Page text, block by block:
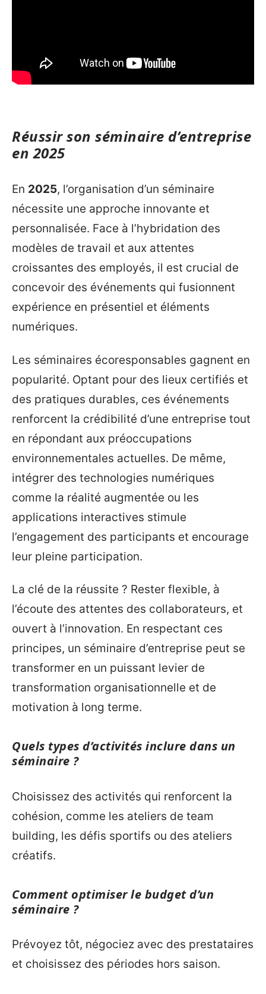
Réussir son séminaire d’entreprise
en 2025
En 2025, l’organisation d’un séminaire
nécessite une approche innovante et
personnalisée. Face à l’hybridation des
modèles de travail et aux attentes
croissantes des employés, il est crucial de
concevoir des événements qui fusionnent
expérience en présentiel et éléments
numériques.
Les séminaires écoresponsables gagnent en
popularité. Optant pour des lieux certifiés et
des pratiques durables, ces événements
renforcent la crédibilité d’une entreprise tout
en répondant aux préoccupations
environnementales actuelles. De même,
intégrer des technologies numériques
comme la réalité augmentée ou les
applications interactives stimule
l’engagement des participants et encourage
leur pleine participation.
La clé de la réussite ? Rester flexible, à
l’écoute des attentes des collaborateurs, et
ouvert à l’innovation. En respectant ces
principes, un séminaire d’entreprise peut se
transformer en un puissant levier de
transformation organisationnelle et de
motivation à long terme.
Quels types d’activités inclure dans un
séminaire ?
Choisissez des activités qui renforcent la
cohésion, comme les ateliers de team
building, les défis sportifs ou des ateliers
créatifs.
Comment optimiser le budget d’un
séminaire ?
Prévoyez tôt, négociez avec des prestataires
et choisissez des périodes hors saison.